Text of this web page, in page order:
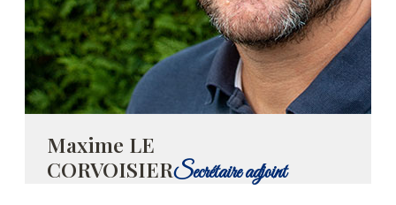
Maxime LE
CORVOISIERSecrétaire adjoint